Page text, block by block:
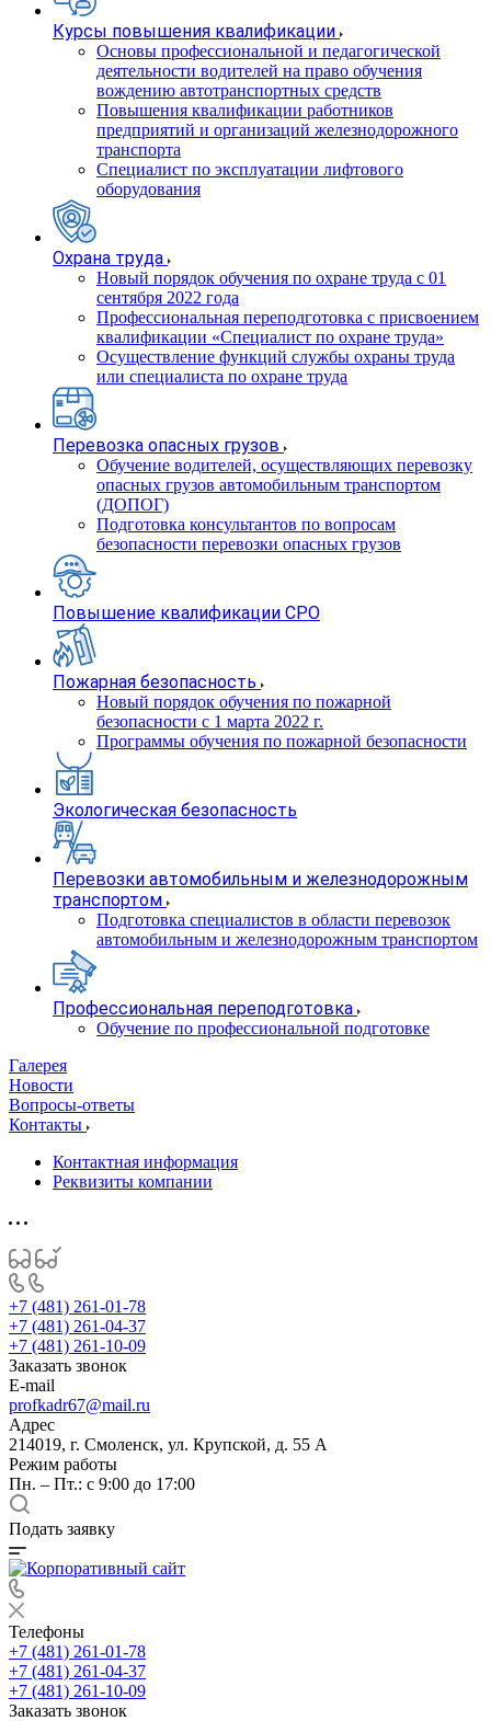
Курсы повышения квалификации
Основы профессиональной и педагогической
деятельности водителей на право обучения
вождению автотранспортных средств
Повышения квалификации работников
предприятий и организаций железнодорожного
транспорта
Специалист по эксплуатации лифтового
оборудования
Охрана труда
Новый порядок обучения по охране труда с 01
сентября 2022 года
Профессиональная переподготовка с присвоением
квалификации «Специалист по охране труда»
Осуществление функций службы охраны труда
или специалиста по охране труда
Перевозка опасных грузов
Обучение водителей, осуществляющих перевозку
опасных грузов автомобильным транспортом
(ДОПОГ)
Подготовка консультантов по вопросам
безопасности перевозки опасных грузов
Повышение квалификации СРО
Пожарная безопасность
Новый порядок обучения по пожарной
безопасности с 1 марта 2022 г.
Программы обучения по пожарной безопасности
Экологическая безопасность
Перевозки автомобильным и железнодорожным
транспортом
Подготовка специалистов в области перевозок
автомобильным и железнодорожным транспортом
Профессиональная переподготовка
Обучение по профессиональной подготовке
Галерея
Новости
Вопросы-ответы
Контакты
Контактная информация
Реквизиты компании
+7 (481) 261-01-78
+7 (481) 261-04-37
+7 (481) 261-10-09
Заказать звонок
E-mail
profkadr67@mail.ru
Адрес
214019, г. Смоленск, ул. Крупской, д. 55 А
Режим работы
Пн. – Пт.: с 9:00 до 17:00
Подать заявку
Телефоны
+7 (481) 261-01-78
+7 (481) 261-04-37
+7 (481) 261-10-09
Заказать звонок